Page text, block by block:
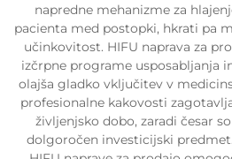
napredne mehanizme za
pacienta med postopki, hkrati pa
učinkovitost. HIFU naprava za
izčrpne programe usposabljanja
olajša gladko vključitev v
profesionalne kakovosti
življenjsko dobo, zaradi česar
dolgoročen investicijski